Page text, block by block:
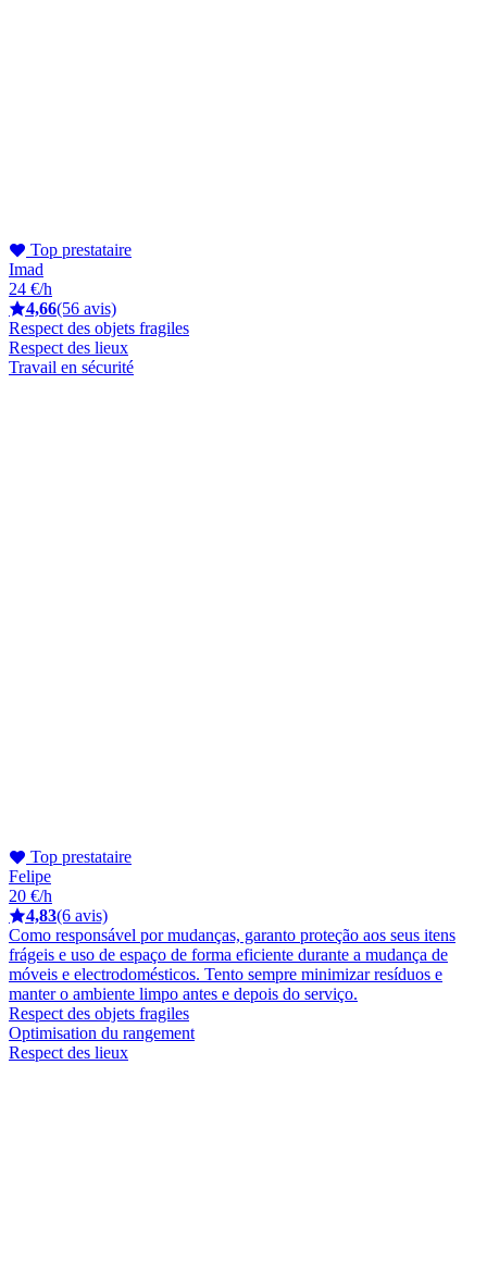
Top prestataire
Imad
24 €/h
4,66(56 avis)
Respect des objets fragiles
Respect des lieux
Travail en sécurité
Top prestataire
Felipe
20 €/h
4,83(6 avis)
Como responsável por mudanças, garanto proteção aos seus itens
frágeis e uso de espaço de forma eficiente durante a mudança de
móveis e electrodomésticos. Tento sempre minimizar resíduos e
manter o ambiente limpo antes e depois do serviço.
Respect des objets fragiles
Optimisation du rangement
Respect des lieux